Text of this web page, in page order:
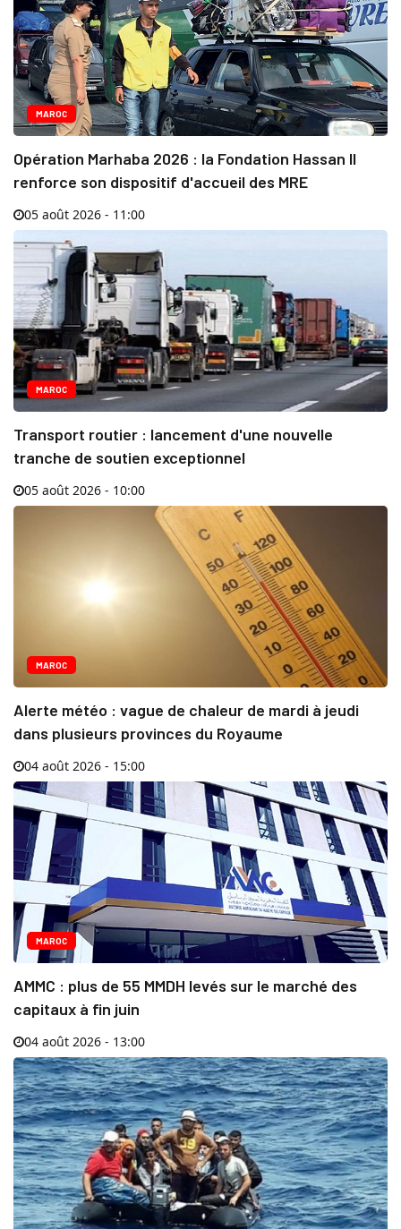
MAROC
Opération Marhaba 2026 : la Fondation Hassan II
renforce son dispositif d'accueil des MRE
05 août 2026 - 11:00
MAROC
Transport routier : lancement d'une nouvelle
tranche de soutien exceptionnel
05 août 2026 - 10:00
MAROC
Alerte météo : vague de chaleur de mardi à jeudi
dans plusieurs provinces du Royaume
04 août 2026 - 15:00
MAROC
AMMC : plus de 55 MMDH levés sur le marché des
capitaux à fin juin
04 août 2026 - 13:00